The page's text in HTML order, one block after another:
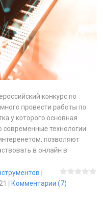
конкурс по
провести работы по
у которого основная
технологии.
позволяют
в онлайн в
Комментарии (7)